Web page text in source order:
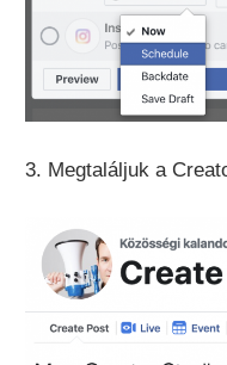
3. Megtaláljuk a